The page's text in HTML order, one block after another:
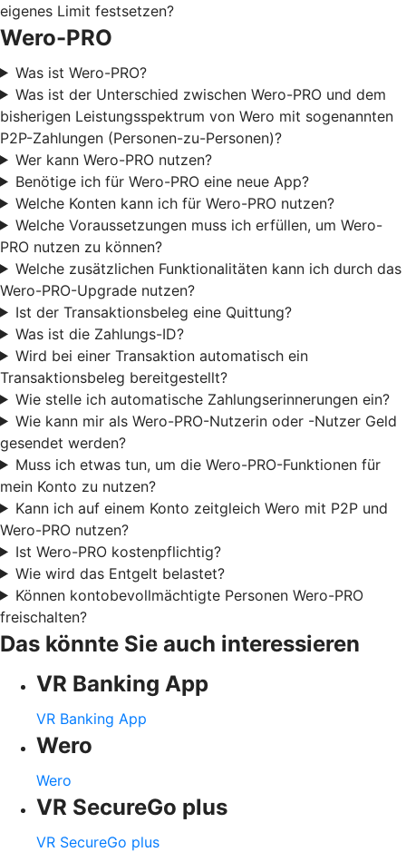
eigenes Limit festsetzen?
Wero-PRO
Was ist Wero-PRO?
Was ist der Unterschied zwischen Wero-PRO und dem
bisherigen Leistungsspektrum von Wero mit sogenannten
P2P-Zahlungen (Personen-zu-Personen)?
Wer kann Wero-PRO nutzen?
Benötige ich für Wero-PRO eine neue App?
Welche Konten kann ich für Wero-PRO nutzen?
Welche Voraussetzungen muss ich erfüllen, um Wero-
PRO nutzen zu können?
Welche zusätzlichen Funktionalitäten kann ich durch das
Wero-PRO-Upgrade nutzen?
Ist der Transaktionsbeleg eine Quittung?
Was ist die Zahlungs-ID?
Wird bei einer Transaktion automatisch ein
Transaktionsbeleg bereitgestellt?
Wie stelle ich automatische Zahlungserinnerungen ein?
Wie kann mir als Wero-PRO-Nutzerin oder -Nutzer Geld
gesendet werden?
Muss ich etwas tun, um die Wero-PRO-Funktionen für
mein Konto zu nutzen?
Kann ich auf einem Konto zeitgleich Wero mit P2P und
Wero-PRO nutzen?
Ist Wero-PRO kostenpflichtig?
Wie wird das Entgelt belastet?
Können kontobevollmächtigte Personen Wero-PRO
freischalten?
Das könnte Sie auch interessieren
VR Banking App
VR Banking App
Wero
Wero
VR SecureGo plus
VR SecureGo plus